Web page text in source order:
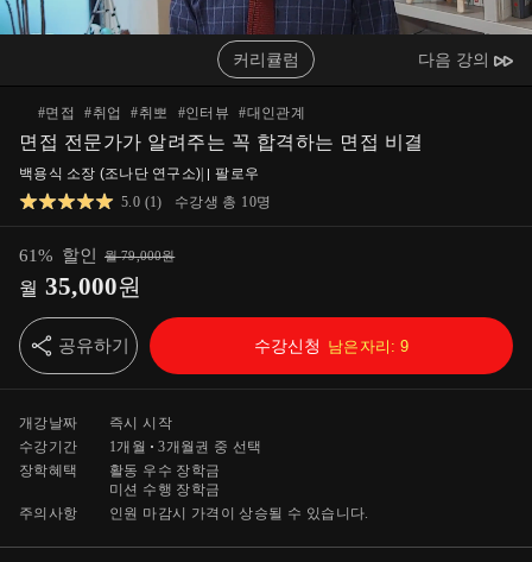
Video
커리큘럼 다음 강의
#면접 #취업 #취뽀 #인터뷰 #대인관계
면접 전문가가 알려주는 꼭 합격하는 면접 비결
백용식 소장 (조나단 연구소)
팔로우
5.0 (1) 수강생 총 10명
61% 할인 월79,000원
월 35,000원
공유하기 수강신청 남은자리: 9
개강날짜
즉시 시작
수강기간
1개월 3개월 권 중 선택
장학혜택
활동 우수 장학금
미션 수행 장학금
주의사항
인원 마감시 가격이 상승될 수 있습니다.